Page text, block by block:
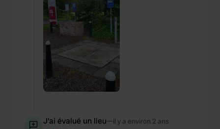
J'ai évalué un lieu—il y a environ 2 ans